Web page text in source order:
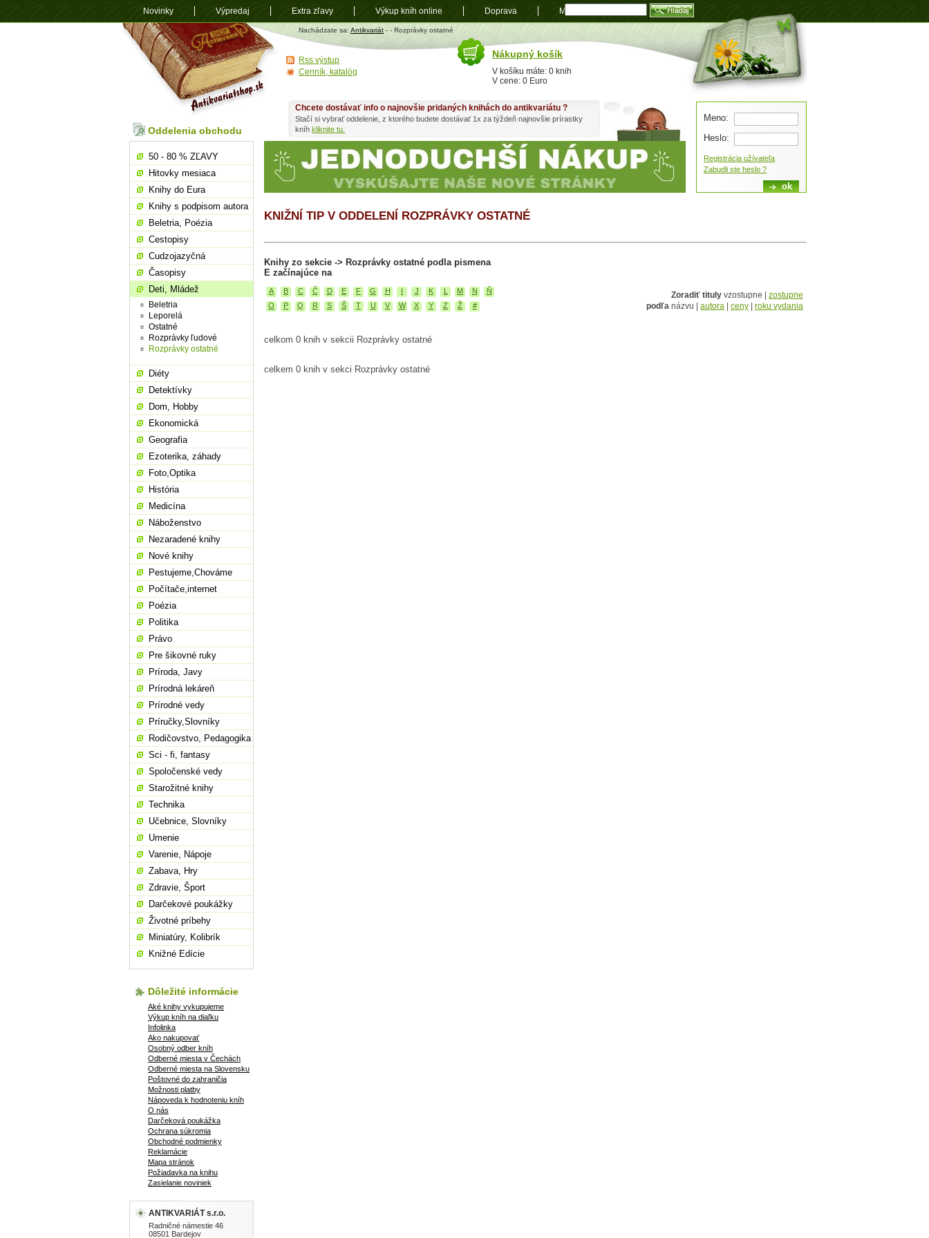
Antikvariát
shop.sk
Nachádzate sa: Antikvariát - - Rozprávky ostatné
KNIŽNÍ TIP V ODDELENÍ ROZPRÁVKY OSTATNÉ
Knihy zo sekcie -> Rozprávky ostatné podla pismena
E začínajúce na
A B C Č D E F G H J K M N
Ň
O
P Q R S Š T U V W X Y Z Ž #
Zoradiť tituly vzostupne | zostupne
podľa názvu | autora ceny roku vydania
celkom 0 knih v sekcii Rozprávky ostatné
celkem 0 knih v sekci Rozprávky ostatné
Chcete dostávať info o najnovšie pridaných knihách do antikvariátu ?
Stačí si vybrať oddelenie, z ktorého budete dostávať 1x za týždeň najnovšie prírastky
kníh kliknite tu.
Oddelenia obchodu
50 - 80 % ZĽAVY
Hitovky mesiaca
Knihy do Eura
Knihy s podpisom autora
Beletria, Poézia
Cestopisy
Cudzojazyčná
Časopisy
Deti, Mládež
Beletria
Leporelá
Ostatné
Rozprávky ľudové
Rozprávky ostatné
Diéty
Detektívky
Dom, Hobby
Ekonomická
Geografia
Ezoterika, záhady
Foto,Optika
História
Medicína
Náboženstvo
Nezaradené knihy
Nové knihy
Pestujeme,Chováme
Počítače,internet
Poézia
Politika
Právo
Pre šikovné ruky
Príroda, Javy
Prírodná lekáreň
Prírodné vedy
Príručky,Slovníky
Rodičovstvo, Pedagogika
Sci - fi, fantasy
Spoločenské vedy
Starožitné knihy
Technika
Učebnice, Slovníky
Umenie
Varenie, Nápoje
Zabava, Hry
Zdravie, Šport
Darčekové poukážky
Životné príbehy
Miniatúry, Kolibrík
Knižné Edície
Dôležité informácie
Aké knihy vykupujeme
Výkup kníh na diaľku
Infolinka
Ako nakupovať
Osobný odber kníh
Odberné miesta v Čechách
Odberné miesta na Slovensku
Poštovné do zahraničia
Možnosti platby
Nápoveda k hodnoteniu kníh
O nás
Darčeková poukážka
Ochrana súkromia
Obchodné podmienky
Reklamácie
Mapa stránok
Požiadavka na knihu
Zasielanie noviniek
ANTIKVARIÁT s.r.o.
Radničné námestie 46
08501 Bardejov
Meno:
Heslo:
Registrácia užívateľa
Zabudli ste heslo ?
Nákupný košík
V košíku máte: 0 knih
V cene: 0 Euro
Rss výstup
Cenník, katalóg
Novinky Výpredaj Extra zľavy Výkup kníh online Doprava Mapa